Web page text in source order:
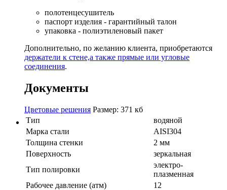
полотенцесушитель
паспорт изделия - гарантийный талон
упаковка - полиэтиленовый пакет
Дополнительно, по желанию клиента, приобретаются
держатели к стене,а также прямые или угловые
соединения.
Документы
Цветовые решения Размер: 371 кб
Тип
водяной
Марка стали
AISI304
Толщина стенки
2 мм
Поверхность
зеркальная
Тип полировки
электро-
плазменная
Рабочее давление (атм)
12